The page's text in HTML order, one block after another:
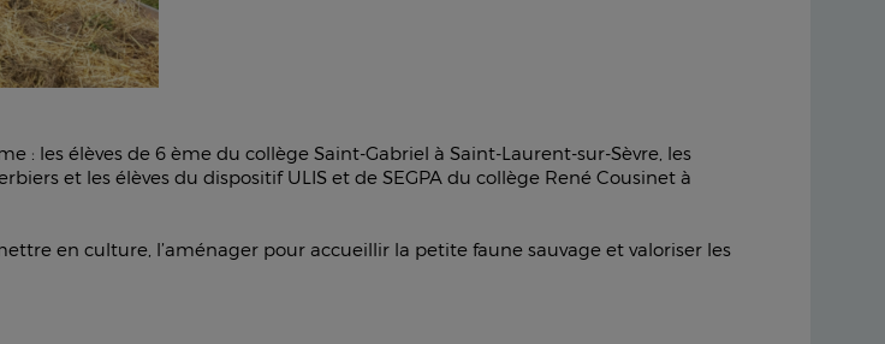
: les élèves de 6 ème du collège Saint-Gabriel à Saint-Laurent-sur-Sèvre, les
et les élèves du dispositif ULIS et de SEGPA du collège René Cousinet à
en culture, l’aménager pour accueillir la petite faune sauvage et valoriser les